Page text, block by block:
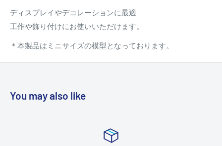
ディスプレイやデコレーションに最適
工作や飾り付けにお使いいただけます。
＊本製品はミニサイズの模型となっております。
You may also like